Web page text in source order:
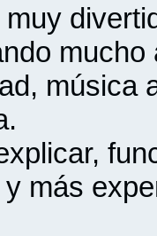
mucho
música
más